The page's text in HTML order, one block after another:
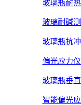
玻璃瓶耐
玻璃耐碱
玻璃瓶抗
偏光应力
玻璃瓶垂
智能偏光